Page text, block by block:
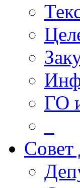
ГО
Совет